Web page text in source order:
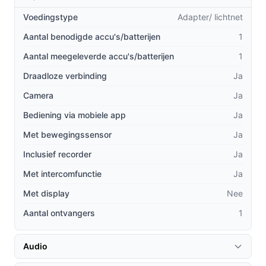
concurrenten biedt de E340 een 2K beeldkwaliteit,
wat zorgt voor scherpere en gedetailleerdere
beelden.
bedrade installatie, afhankelijk van je voorkeur en
situatie, wat de installatie vergemakkelijkt.
Uitbreidbare opslag:De HomeBase 3 heeft
uitgebreid tot 16TB, wat zorgt voor voldoende
ruimte voor al je videobeelden.
handige tips:
Installatie & setup
1. Sluit de deurbel aan via de meegeleverde adapter en
Voedingstype
Adapter/ lichtnet
Aantal benodigde accu's/batterijen
1
Aantal meegeleverde accu's/batterijen
1
Draadloze verbinding
Ja
Camera
Ja
Bediening via mobiele app
Ja
Met bewegingssensor
Ja
Inclusief recorder
Ja
Met intercomfunctie
Ja
Met display
Nee
Aantal ontvangers
1
Audio